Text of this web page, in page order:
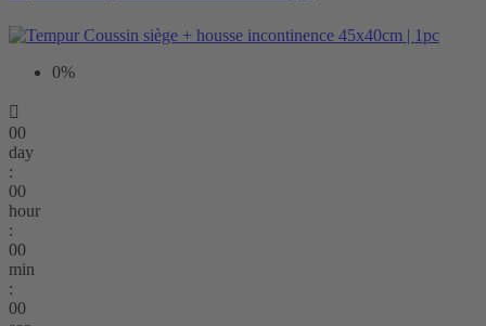
0%

00
day
:
00
hour
:
00
min
:
00